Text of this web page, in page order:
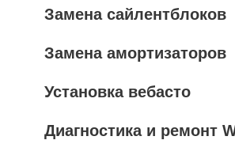
Замена сайлентблоков
Замена амортизаторов
Установка вебасто
Диагностика и ремонт